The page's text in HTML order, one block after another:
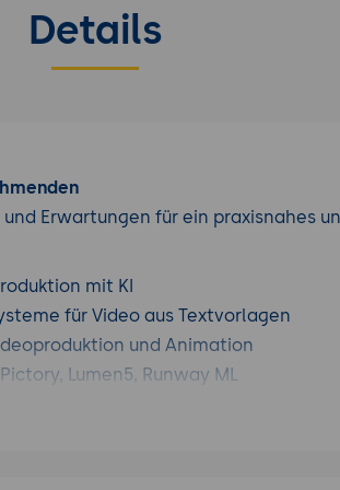
Details
Erwartungen für ein praxisnahes
mit KI
für Video aus Textvorlagen
und Animation
Lumen5, Runway ML
von Inhalten